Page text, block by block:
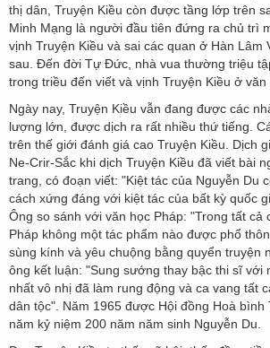
thị dân, Truyện Kiều còn được tầng lớp trên
Minh Mạng là người đầu tiên đứng ra chủ trì
vịnh Truyện Kiều và sai các quan ở Hàn Lâm
sau. Đến đời Tự Đức, nhà vua thường triệu
trong triều đến viết và vịnh Truyện Kiều ở văn
Ngày nay, Truyện Kiều vẫn đang được các
lượng lớn, được dịch ra rất nhiều thứ tiếng.
trên thế giới đánh giá cao Truyện Kiều. Dịch
Ne-Crir-Sắc khi dịch Truyện Kiều đã viết bài
trang, có đoạn viết: "Kiệt tác của Nguyễn Du
cách xứng đáng với kiệt tác của bất kỳ quốc
Ông so sánh với văn học Pháp: "Trong tất cả
Pháp không một tác phẩm nào được phổ
sùng kính và yêu chuộng bằng quyển truyện
ông kết luận: "Sung sướng thay bậc thi sĩ với
nhất vô nhị đã làm rung động và ca vang tất
dân tộc". Năm 1965 được Hội đồng Hoà bình
năm kỷ niệm 200 năm năm sinh Nguyễn Du.